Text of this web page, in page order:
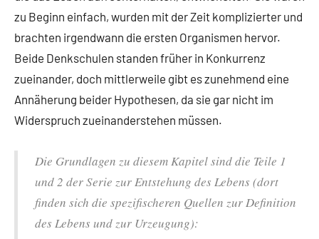
zu Beginn einfach, wurden mit der Zeit komplizierter und
brachten irgendwann die ersten Organismen hervor.
Beide Denkschulen standen früher in Konkurrenz
zueinander, doch mittlerweile gibt es zunehmend eine
Annäherung beider Hypothesen, da sie gar nicht im
Widerspruch zueinanderstehen müssen.
Die Grundlagen zu diesem Kapitel sind die Teile 1
und 2 der Serie zur Entstehung des Lebens (dort
finden sich die spezifischeren Quellen zur Definition
des Lebens und zur Urzeugung):